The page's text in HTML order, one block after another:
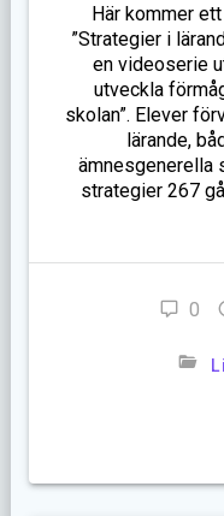
Här kommer
”Strategier i
en videoserie
utveckla
skolan”. Elever
lärande,
ämnesgenerella
strategier 267
0